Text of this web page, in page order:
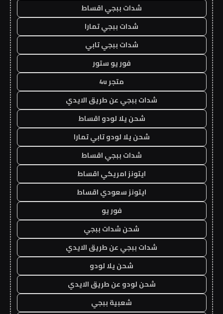
شدات ببجي اقساط
شدات ببجي تمارا
شدات ببجي تابي
فور يو ستور
متجر 4u
شدات ببجي عن طريق الايدي
شحن يلا لودو اقساط
شحن يلا لودو تابي تمارا
شدات ببجي اقساط
ايتونز امريكي اقساط
ايتونز سعودي اقساط
فور يو
شحن شدات ببجي
شدات ببجي عن طريق الايدي
شحن يلا لودو
شحن لودو عن طريق الايدي
شعبية ببجي